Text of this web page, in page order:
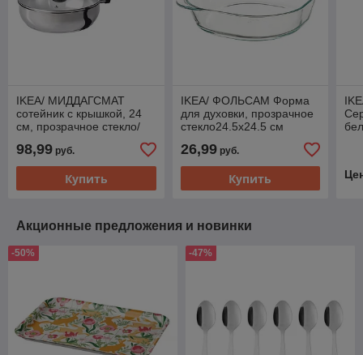
IKEA/ МИДДАГСМАТ
сотейник c крышкой, 24
см, прозрачное стекло/
98,99 руб.
Купить
IKEA/ ФОЛЬСАМ Форма
для духовки, прозрачное
стекло24.5x24.5 см
26,99руб.
Купить
Акционные предложения и новинки
-50% -47%